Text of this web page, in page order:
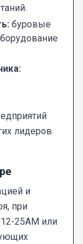
буровые
лидеров
и
при
25АМ или